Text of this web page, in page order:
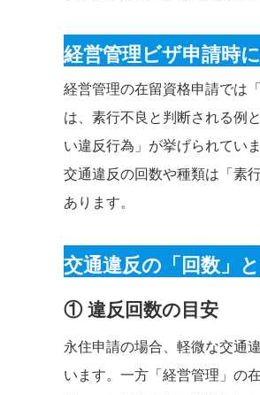
経営管理ビザ申請時
経営管理の在留資格申請では
は、素行不良と判断される例
い違反行為」が挙げられていま
交通違反の回数や種類は「素
あります。
交通違反の「回数」
① 違反回数の目安
永住申請の場合、軽微な交通
います。一方「経営管理」の